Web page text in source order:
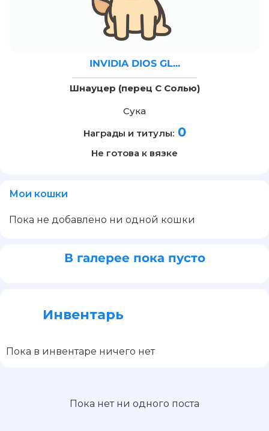
INVIDIA DIOS GL...
Шнауцер (перец С Солью)
Сука
Награды и титулы: 0
Не готова к вязке
Мои кошки
Пока не добавлено ни одной кошки
В галерее пока пусто
Инвентарь
Пока в инвентаре ничего нет
Пока нет ни одного поста